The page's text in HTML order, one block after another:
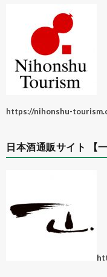
https://nihonshu-
日本酒通販サイト 【